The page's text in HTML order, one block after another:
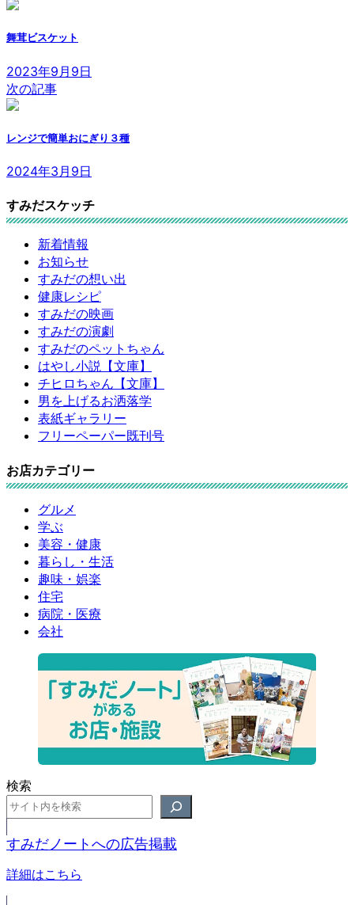
舞茸ビスケット
2023年9月9日
次の記事
レンジで簡単おにぎり３種
2024年3月9日
すみだスケッチ
新着情報
お知らせ
すみだの想い出
健康レシピ
すみだの映画
すみだの演劇
すみだのペットちゃん
はやし小説【文庫】
チヒロちゃん【文庫】
男を上げるお洒落学
表紙ギャラリー
フリーペーパー既刊号
お店カテゴリー
グルメ
学ぶ
美容・健康
暮らし・生活
趣味・娯楽
住宅
病院・医療
会社
検索
すみだノートへの広告掲載
詳細はこちら